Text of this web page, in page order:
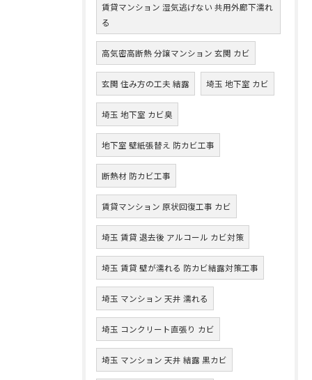
賃貸マンション 湿気逃げない 共用外廊下濡れ
る
高気密高断熱 分譲マンション 玄関 カビ
玄関 住み方の工夫 結露 埼玉 地下室 カビ
埼玉 地下室 カビ臭
地下室 壁紙張替え 防カビ工事
断熱材 防カビ工事
賃貸マンション 原状回復工事 カビ
埼玉 賃貸 退去後 アルコール カビ対策
埼玉 賃貸 壁が濡れる 防カビ結露対策工事
埼玉 マンション 天井 濡れる
埼玉 コンクリート直張り カビ
埼玉 マンション 天井 結露 黒カビ